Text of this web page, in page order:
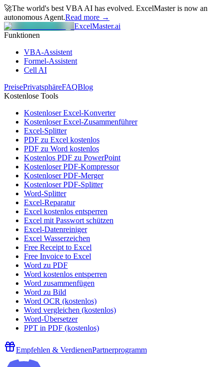
🚀The world's best VBA AI has evolved. ExcelMaster is now an
autonomous Agent.Read more →
ExcelMaster.ai
Funktionen
VBA-Assistent
Formel-Assistent
Cell AI
PreisePrivatsphäreFAQBlog
Kostenlose Tools
Kostenloser Excel-Konverter
Kostenloser Excel-Zusammenführer
Excel-Splitter
PDF zu Excel kostenlos
PDF zu Word kostenlos
Kostenlos PDF zu PowerPoint
Kostenloser PDF-Kompressor
Kostenloser PDF-Merger
Kostenloser PDF-Splitter
Word-Splitter
Excel-Reparatur
Excel kostenlos entsperren
Excel mit Passwort schützen
Excel-Datenreiniger
Excel Wasserzeichen
Free Receipt to Excel
Free Invoice to Excel
Word zu PDF
Word kostenlos entsperren
Word zusammenfügen
Word zu Bild
Word OCR (kostenlos)
Word vergleichen (kostenlos)
Word-Übersetzer
PPT in PDF (kostenlos)
Empfehlen & VerdienenPartnerprogramm